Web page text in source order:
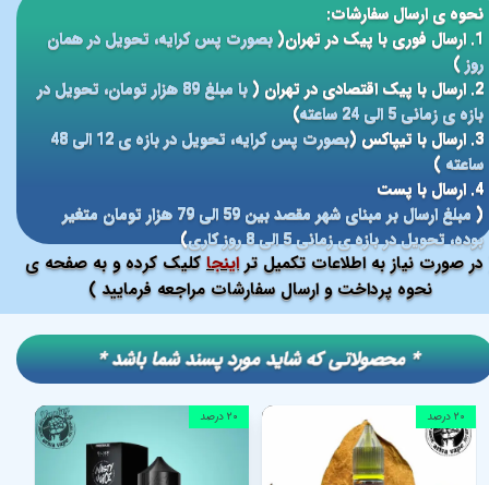
صورت نیاز به اطلاعات تکمیل تراینجا کلیک کرده و به صفحه ی
نحوه پرداخت و ارسال سفارشات مراجعه فرمایید )
نحوه ی ارسال سفارشات:
1. ارسال فوری با پیک در تهران(
بصورت پس کرایه، تحویل در همان
روز)
2. ارسال با پیک اقتصادی در تهران (
با مبلغ 89 هزار تومان، تحویل در
بازه ی زمانی 5 الی 24 ساعته
)
3. ارسال با تیپاکس (
بصورت پس کرایه، تحویل در بازه ی 12 الی 48
ساعته )
4. ارسال با پست
(
مبلغ ارسال بر مبنای شهر مقصد بین 59 الی 79 هزار تومان متغیر
بوده، تحویل در بازه ی زمانی 5 الی 8 روز کاری
)
۲۰ درصد ۲۰ درصد
​​* محصولاتی که شاید مورد پسند شما باشد *